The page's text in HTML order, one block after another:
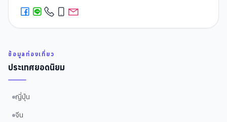
ข้อมูลท่องเที่ยว
ประเทศยอดนิยม
ญี่ปุ่น
จีน